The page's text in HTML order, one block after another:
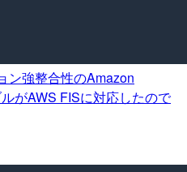
ン強整合性のAmazon
がAWS FISに対応したので